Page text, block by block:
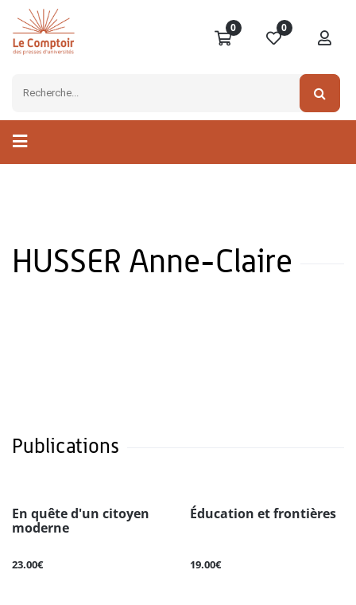
0 0
HUSSER Anne-Claire
Publications
En quête d'un citoyen
moderne
23.00€
Éducation et frontières
19.00€